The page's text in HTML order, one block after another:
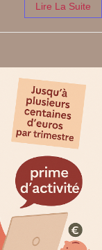
Lire La Suite